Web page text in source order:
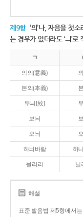
제9항 ‘의’나, 자음을 첫소
는 경우가 있더라도 ‘ㅢ’
ㄱ
의의(意義)
본의(本義)
무늬[紋]
보늬
오늬
하늬바람 하
늴리리 닐
해설
표준 발음법 제5항에서